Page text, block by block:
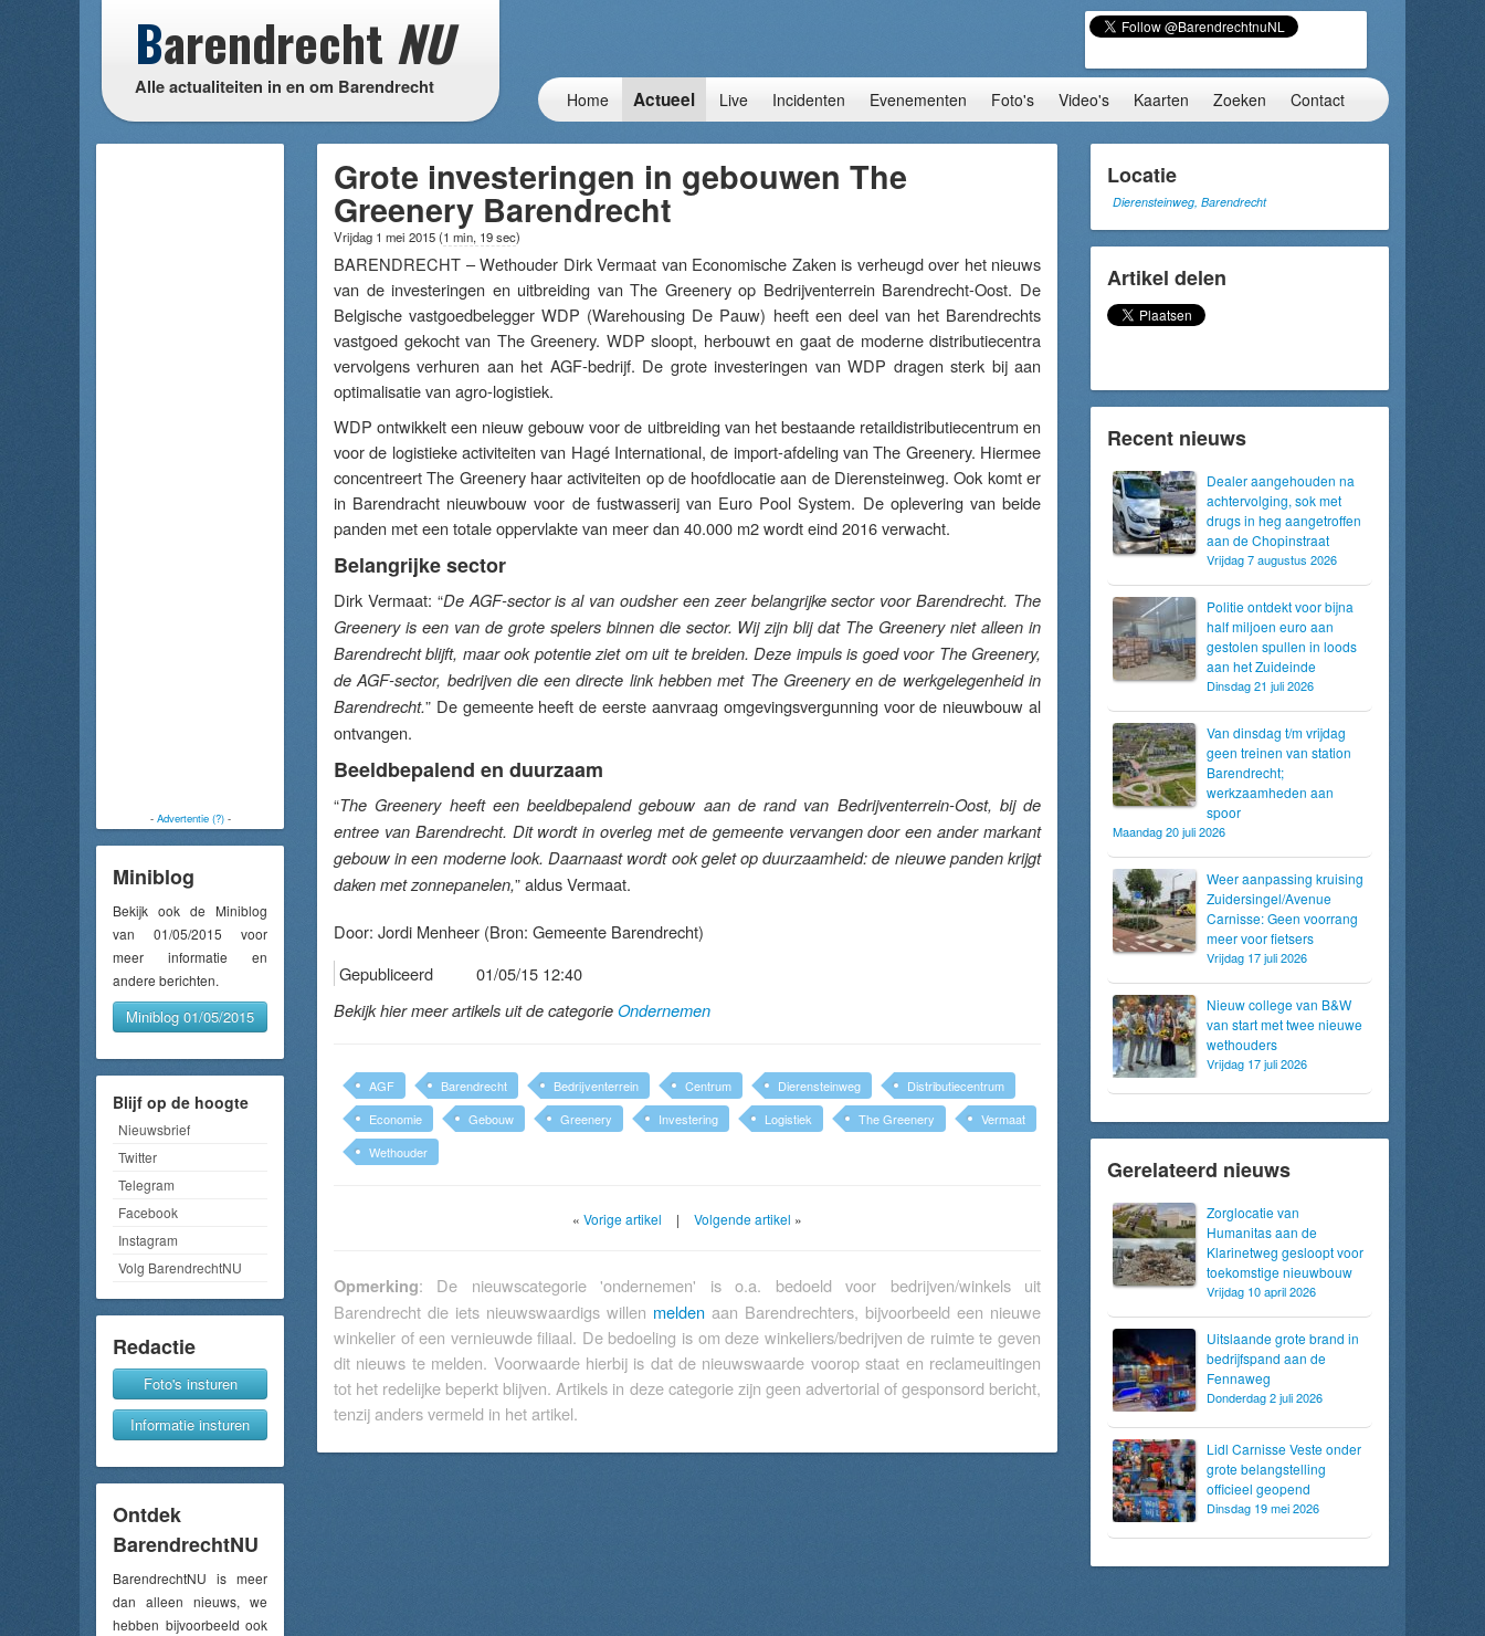
Barendrecht NU
Alle actualiteiten in en om Barendrecht
Home Actueel Live Incidenten Evenementen Foto's Video's Kaarten Zoeken Contact
- Advertentie (?)-
Miniblog
Bekijk ook de Miniblog
van 01/05/2015 voor
meer informatie en
andere berichten.
Miniblog 01/05/2015
Blijf op de hoogte
Nieuwsbrief
Twitter
Telegram
Facebook
Instagram
Volg BarendrechtNU
Redactie
Foto's insturen
Informatie insturen
Ontdek
BarendrechtNU
BarendrechtNU is meer
dan alleen nieuws, we
hebben bijvoorbeeld ook
Grote investeringen in gebouwen The
Greenery Barendrecht
Vrijdag 1 mei 2015(1 min, 19 sec)
BARENDRECHT – Wethouder Dirk Vermaat van Economische Zaken is verheugd over het nieuws
van de investeringen en uitbreiding van The Greenery op Bedrijventerrein Barendrecht-Oost. De
Belgische vastgoedbelegger WDP (Warehousing De Pauw) heeft een deel van het Barendrechts
vastgoed gekocht van The Greenery. WDP sloopt, herbouwt en gaat de moderne distributiecentra
vervolgens verhuren aan het AGF-bedrijf. De grote investeringen van WDP dragen sterk bij aan
optimalisatie van agro-logistiek.
WDP ontwikkelt een nieuw gebouw voor de uitbreiding van het bestaande retaildistributiecentrum en
voor de logistieke activiteiten van Hagé International, de import-afdeling van The Greenery. Hiermee
concentreert The Greenery haar activiteiten op de hoofdlocatie aan de Dierensteinweg. Ook komt er
in Barendracht nieuwbouw voor de fustwasserij van Euro Pool System. De oplevering van beide
panden met een totale oppervlakte van meer dan 40.000 m2 wordt eind 2016 verwacht.
Belangrijke sector
Dirk Vermaat: “De AGF-sector is al van oudsher een zeer belangrijke sector voor Barendrecht. The
Greenery is een van de grote spelers binnen die sector. Wij zijn blij dat The Greenery niet alleen in
Barendrecht blijft, maar ook potentie ziet om uit te breiden. Deze impuls is goed voor The Greenery,
de AGF-sector, bedrijven die een directe link hebben met The Greenery en de werkgelegenheid in
Barendrecht.” De gemeente heeft de eerste aanvraag omgevingsvergunning voor de nieuwbouw al
ontvangen.
Beeldbepalend en duurzaam
“The Greenery heeft een beeldbepalend gebouw aan de rand van Bedrijventerrein-Oost, bij de
entree van Barendrecht. Dit wordt in overleg met de gemeente vervangen door een ander markant
gebouw in een moderne look. Daarnaast wordt ook gelet op duurzaamheid: de nieuwe panden krijgt
daken met zonnepanelen,” aldus Vermaat.
Door: Jordi Menheer (Bron: Gemeente Barendrecht)
Gepubliceerd
01/05/15 12:40
Bekijk hier meer artikels uit de categorie Ondernemen
AGF Barendrecht Bedrijventerrein Centrum Dierensteinweg
Distributiecentrum
Economie
Gebouw Greenery Investering Logistiek The Greenery
Vermaat
Wethouder
« Vorige artikel | Volgende artikel »
Opmerking: De nieuwscategorie 'ondernemen' is o.a. bedoeld voor bedrijven/winkels uit
Barendrecht die iets nieuwswaardigs willen melden aan Barendrechters, bijvoorbeeld een nieuwe
winkelier of een vernieuwde filiaal. De bedoeling is om deze winkeliers/bedrijven de ruimte te geven
dit nieuws te melden. Voorwaarde hierbij is dat de nieuwswaarde voorop staat en reclameuitingen
tot het redelijke beperkt blijven. Artikels in deze categorie zijn geen advertorial of gesponsord bericht,
tenzij anders vermeld in het artikel.
Locatie
Dierensteinweg, Barendrecht
Artikel delen
Recent nieuws
Dealer aangehouden na
achtervolging, sok met
drugs in heg aangetroffen
aan de Chopinstraat
Vrijdag 7 augustus 2026
Politie ontdekt voor bijna
half miljoen euro aan
gestolen spullen in loods
aan het Zuideinde
Dinsdag 21 juli 2026
Van dinsdag t/m vrijdag
geen treinen van station
Barendrecht;
werkzaamheden aan
spoor
Maandag 20 juli 2026
Weer aanpassing kruising
Zuidersingel/Avenue
Carnisse: Geen voorrang
meer voor fietsers
Vrijdag 17 juli 2026
Nieuw college van B&W
van start met twee nieuwe
wethouders
Vrijdag 17 juli 2026
Gerelateerd nieuws
Zorglocatie van
Humanitas aan de
Klarinetweg gesloopt voor
toekomstige nieuwbouw
Vrijdag 10 april 2026
Uitslaande grote brand in
bedrijfspand aan de
Fennaweg
Donderdag 2 juli 2026
Lidl Carnisse Veste onder
grote belangstelling
officieel geopend
Dinsdag 19 mei 2026